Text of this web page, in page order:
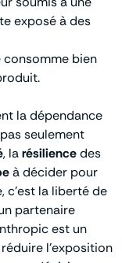
exposé à des
consomme bien
la dépendance
pas seulement
, larésiliencedes
à décider pour
c’est la liberté de
partenaire
est un
l’exposition